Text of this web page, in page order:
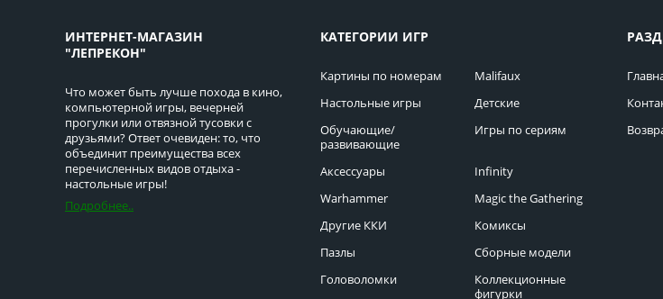
ИНТЕРНЕТ-МАГАЗИН
"ЛЕПРЕКОН"
Что может быть лучше похода в кино,
компьютерной игры, вечерней
прогулки или отвязной тусовки с
друзьями? Ответ очевиден: то, что
объединит преимущества всех
перечисленных видов отдыха -
настольные игры!
Подробнее..
КАТЕГОРИИ ИГР
Картины по номерам
Malifaux
Настольные игры
Детские
Обучающие/
развивающие
Игры по сериям
Аксессуары
Infinity
Warhammer
Magic the Gathering
Другие ККИ
Комиксы
Пазлы
Сборные модели
Головоломки
Коллекционные
фигурки